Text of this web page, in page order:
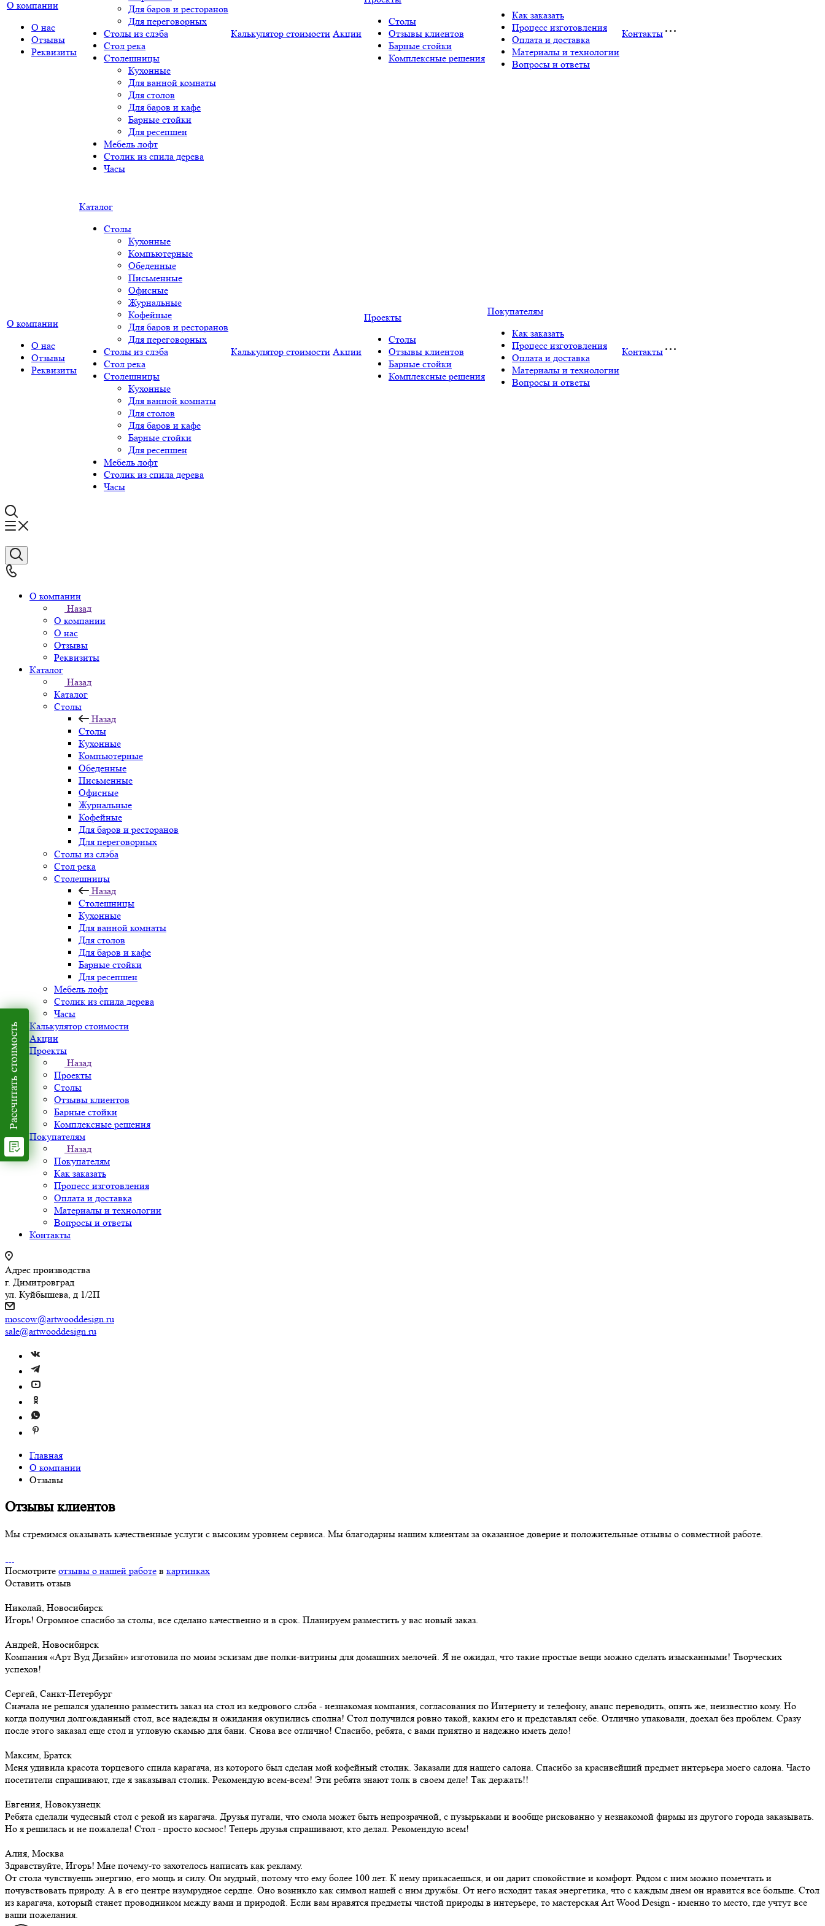
О компании
О нас
Отзывы
Реквизиты
Для баров и ресторанов
Для переговорных
Столы из слэба
Стол река
Столешницы
Кухонные
Для ванной комнаты
Для столов
Для баров и кафе
Барные стойки
Для ресепшен
Мебель лофт
Столик из спила дерева
Часы
Калькулятор стоимости Акции
Столы
Отзывы клиентов
Барные стойки
Комплексные решения
Как заказать
Процесс изготовления
Оплата и доставка
Материалы и технологии
Вопросы и ответы
Контакты
О компании
О нас
Отзывы
Реквизиты
Каталог
Столы
Кухонные
Компьютерные
Обеденные
Письменные
Офисные
Журнальные
Кофейные
Для баров и ресторанов
Для переговорных
Столы из слэба
Стол река
Столешницы
Кухонные
Для ванной комнаты
Для столов
Для баров и кафе
Барные стойки
Для ресепшен
Мебель лофт
Столик из спила дерева
Часы
Калькулятор стоимости Акции
Проекты
Столы
Отзывы клиентов
Барные стойки
Комплексные решения
Покупателям
Как заказать
Процесс изготовления
Оплата и доставка
Материалы и технологии
Вопросы и ответы
Контакты
О компании
Назад
О компании
О нас
Отзывы
Реквизиты
Каталог
Назад
Каталог
Столы
Назад
Столы
Кухонные
Компьютерные
Обеденные
Письменные
Офисные
Журнальные
Кофейные
Для баров и ресторанов
Для переговорных
Столы из слэба
Стол река
Столешницы
Назад
Столешницы
Кухонные
Для ванной комнаты
Для столов
Для баров и кафе
Барные стойки
Для ресепшен
Мебель лофт
Столик из спила дерева
Часы
Калькулятор стоимости
Акции
Проекты
Назад
Проекты
Столы
Отзывы клиентов
Барные стойки
Комплексные решения
Покупателям
Назад
Покупателям
Как заказать
Процесс изготовления
Оплата и доставка
Материалы и технологии
Вопросы и ответы
Контакты
Адрес производства
г. Димитровград
ул. Куйбышева, д 1/2П
moscow@artwooddesign.ru
sale@artwooddesign.ru
Главная
О компании
Отзывы
Отзывы клиентов
Мы стремимся оказывать качественные услуги с высоким уровнем сервиса. Мы благодарны нашим клиентам за оказанное доверие и положительные отзывы о совместной работе.
Посмотрите отзывы о нашей работе в картинках
Оставить отзыв
Николай, Новосибирск
Игорь! Огромное спасибо за столы, все сделано качественно и в срок. Планируем разместить у вас новый заказ.
Андрей, Новосибирск
Компания «Арт Вуд Дизайн» изготовила по моим эскизам две полки-витрины для домашних мелочей. Я не ожидал, что такие простые вещи можно сделать изысканными! Творческих
успехов!
Сергей, Санкт-Петербург
Сначала не решался удаленно разместить заказ на стол из кедрового слэба - незнакомая компания, согласования по Интернету и телефону, аванс переводить, опять же, неизвестно кому. Но
когда получил долгожданный стол, все надежды и ожидания окупились сполна! Стол получился ровно такой, каким его и представлял себе. Отлично упаковали, доехал без проблем. Сразу
после этого заказал еще стол и угловую скамью для бани. Снова все отлично! Спасибо, ребята, с вами приятно и надежно иметь дело!
Максим, Братск
Меня удивила красота торцевого спила карагача, из которого был сделан мой кофейный столик. Заказали для нашего салона. Спасибо за красивейший предмет интерьера моего салона. Часто
посетители спрашивают, где я заказывал столик. Рекомендую всем-всем! Эти ребята знают толк в своем деле! Так держать!!
Евгения, Новокузнецк
Ребята сделали чудесный стол с рекой из карагача. Друзья пугали, что смола может быть непрозрачной, с пузырьками и вообще рискованно у незнакомой фирмы из другого города заказывать.
Но я решилась и не пожалела! Стол - просто космос! Теперь друзья спрашивают, кто делал. Рекомендую всем!
Алия, Москва
Здравствуйте, Игорь! Мне почему-то захотелось написать как рекламу.
От стола чувствуешь энергию, его мощь и силу. Он мудрый, потому что ему более 100 лет. К нему прикасаешься, и он дарит спокойствие и комфорт. Рядом с ним можно помечтать и
почувствовать природу. А в его центре изумрудное сердце. Оно возникло как символ нашей с ним дружбы. От него исходит такая энергетика, что с каждым днем он нравится все больше. Стол
из карагача, который станет проводником между вами и природой. Если вам нравятся предметы чистой природы в интерьере, то мастерская Art Wood Design - именно то место, где учтут все
ваши пожелания.
Рассчитать стоимость